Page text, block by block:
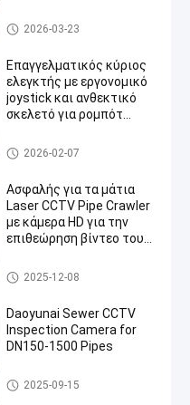
σύστημα επιθεώρησης
αγωγών DN150-1500
Αντιολισθητική αλυσίδα σω
λήνων CCTV
2026-03-23
Επαγγελματικός κύριος
ελεγκτής με εργονομικό
joystick και ανθεκτικό
σκελετό για ρομπότ
που διαθέτουν οθόνη
αναγνώρισης με ηλιακό
Αντιολισθητική αλυσίδα σω
λήνων CCTV
2026-02-07
Ασφαλής για τα μάτια
Laser CCTV Pipe Crawler
με κάμερα HD για την
επιθεώρηση βίντεο του
Αντιολισθητική αλυσίδα σω
λήνων CCTV
2025-12-08
Daoyunai Sewer CCTV
Inspection Camera for
DN150-1500 Pipes
Αντιολισθητική αλυσίδα σω
λήνων CCTV
2025-09-15